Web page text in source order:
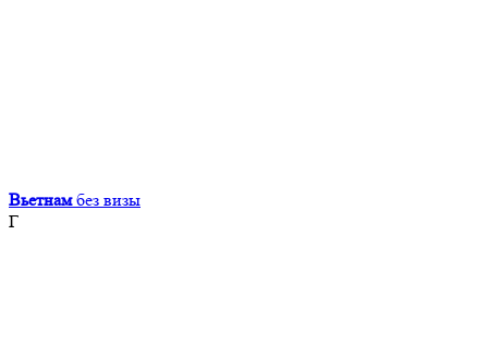
Вьетнам без визы
Г